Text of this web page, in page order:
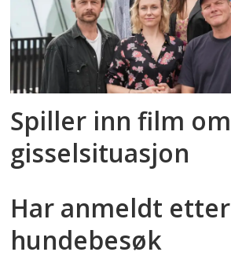
Spiller inn film om
gisselsituasjon
Har anmeldt etter
hundebesøk